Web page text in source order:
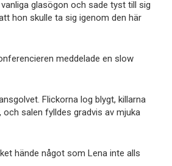
glasögon och sade tyst till sig
hon skulle ta sig igenom den här
meddelade en slow
Flickorna log blygt, killarna
och salen fylldes gradvis av mjuka
hände något som Lena inte alls